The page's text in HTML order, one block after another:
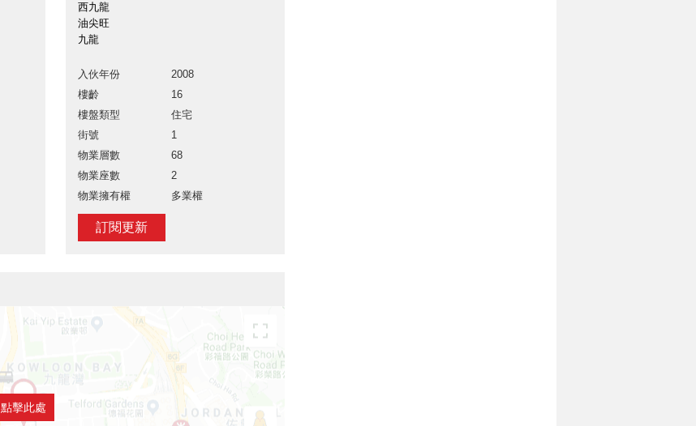
西九龍
油尖旺
九龍
入伙年份
2008
樓齡
16
樓盤類型
住宅
街號
1
物業層數
68
物業座數
2
物業擁有權
多業權
訂閱更新
點擊此處